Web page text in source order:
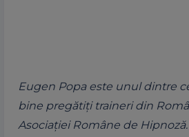
Eugen Popa este unul dintre
bine pregătiţi traineri din
Asociaţiei Române de